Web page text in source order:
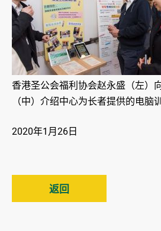
香港圣公会福利协会赵永盛（左）
（中）介绍中心为长者提供的电脑
2020年1月26日
返回